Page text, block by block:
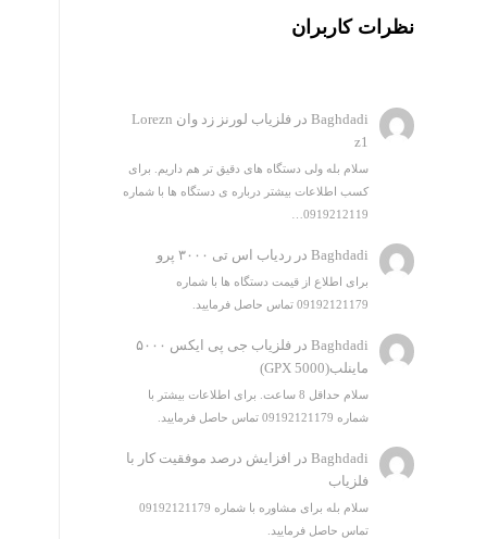
نظرات کاربران
Baghdadi در
فلزیاب لورنز زد وان Lorezn
z1
سلام بله ولی دستگاه های دقیق تر هم داریم. برای
کسب اطلاعات بیشتر درباره ی دستگاه ها با شماره
0919212119…
Baghdadi درردیاب اس تی ۳۰۰۰ پرو
برای اطلاع از قیمت دستگاه ها با شماره
09192121179 تماس حاصل فرمایید.
Baghdadi در
فلزیاب جی پی ایکس ۵۰۰۰
ماینلب(GPX 5000)
سلام حداقل 8 ساعت. برای اطلاعات بیشتر با
شماره 09192121179 تماس حاصل فرمایید.
Baghdadi در
افزایش درصد موفقیت کار با
فلزیاب
سلام بله برای مشاوره با شماره 09192121179
تماس حاصل فرمایید.